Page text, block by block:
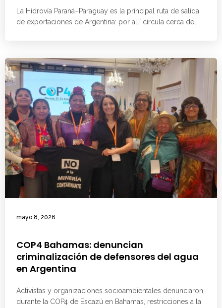
La Hidrovía Paraná–Paraguay es la principal ruta de salida
de exportaciones de Argentina: por allí circula cerca del
mayo 8, 2026
COP4 Bahamas: denuncian
criminalización de defensores del agua
en Argentina
Activistas y organizaciones socioambientales denunciaron,
durante la COP4 de Escazú en Bahamas, restricciones a la